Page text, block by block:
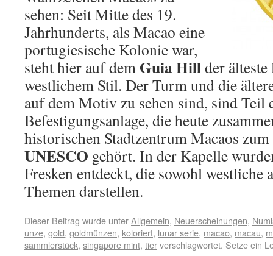
sehen: Seit Mitte des 19.
Jahrhunderts, als Macao eine
portugiesische Kolonie war,
steht hier auf dem GuiaHillder
westlichem Stil. Der Turm und die
auf dem Motiv zu sehen sind, sind Teil
Befestigungsanlage, die heute
historischen Stadtzentrum Macaos zum
UNESCO gehört. In der Kapelle
Fresken entdeckt, die sowohl westliche
Themen darstellen.
Dieser Beitrag wurde unterAllgemein, Neuerscheinungen,
unze, gold, goldmünzen, koloriert, lunar serie, macao, macau,
sammlerstück, singapore mint, tierverschlagwortet. Setze ein